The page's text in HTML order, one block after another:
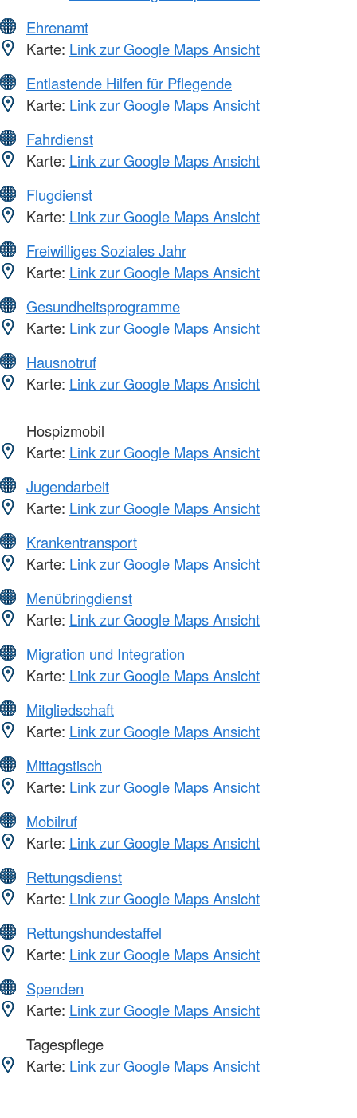
Ehrenamt
Karte: Link zur Google Maps Ansicht
Entlastende Hilfen für Pflegende
Karte: Link zur Google Maps Ansicht
Fahrdienst
Karte: Link zur Google Maps Ansicht
Flugdienst
Karte: Link zur Google Maps Ansicht
Freiwilliges Soziales Jahr
Karte: Link zur Google Maps Ansicht
Gesundheitsprogramme
Karte: Link zur Google Maps Ansicht
Hausnotruf
Karte: Link zur Google Maps Ansicht
Hospizmobil
Karte: Link zur Google Maps Ansicht
Jugendarbeit
Karte: Link zur Google Maps Ansicht
Krankentransport
Karte: Link zur Google Maps Ansicht
Menübringdienst
Karte: Link zur Google Maps Ansicht
Migration und Integration
Karte: Link zur Google Maps Ansicht
Mitgliedschaft
Karte: Link zur Google Maps Ansicht
Mittagstisch
Karte: Link zur Google Maps Ansicht
Mobilruf
Karte: Link zur Google Maps Ansicht
Rettungsdienst
Karte: Link zur Google Maps Ansicht
Rettungshundestaffel
Karte: Link zur Google Maps Ansicht
Spenden
Karte: Link zur Google Maps Ansicht
Tagespflege
Karte: Link zur Google Maps Ansicht